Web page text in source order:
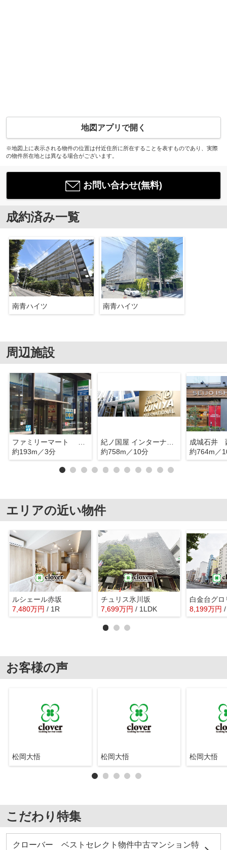
地図アプリで開く
※地図上に表示される物件の位置は付近住所に所在することを表すものであり、実際
の物件所在地とは異なる場合がございます。
お問い合わせ(無料)
成約済み一覧
南青ハイツ 南青ハイツ
周辺施設
約193m／3分
約758m／10分
成城石井
約764m／
エリアの近い物件
ルシェール赤坂
7,480万円 / 1R
チュリス氷川坂
7,699万円 / 1LDK
白金台グ
8,199万円
お客様の声
松岡大悟 松岡大悟 松岡大悟
こだわり特集
クローバー ベストセレクト物件中古マンション特